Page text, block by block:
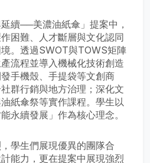
續──美濃油紙傘」提案中，
困難、人才斷層與文化認同
。透過SWOT與TOWS矩陣
流程並導入機械化技術創造
手機殼、手提袋等文創商
群行銷與地方治理；深化文
紙傘祭等實作課程。學生以
永續發展」作為核心理念。
學生們展現優異的團隊合
能力，更在提案中展現強烈